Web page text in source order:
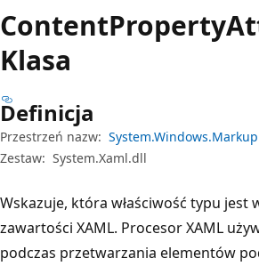
ContentProperty
Klasa
Definicja
Przestrzeń nazw: System.Windows.Markup
Zestaw: System.Xaml.dll
Wskazuje, która właściwość typu jest
zawartości XAML. Procesor XAML
podczas przetwarzania elementów